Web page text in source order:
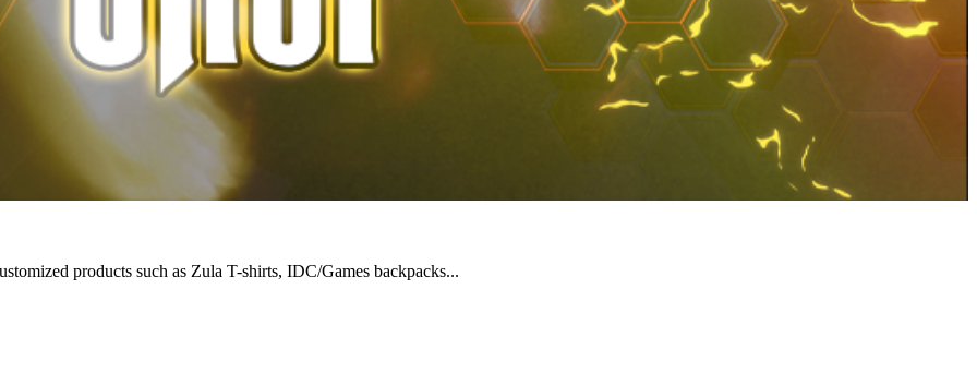
products such as Zula T-shirts, IDC/Games backpacks...